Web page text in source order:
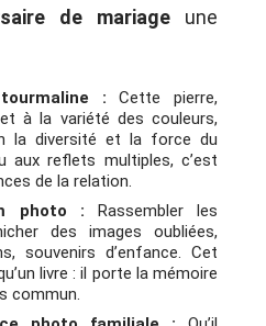
de mariageune
: Cette pierre,
à la variété des couleurs,
la diversité et la force du
aux reflets multiples, c’est
de la relation.
photo : Rassembler les
des images oubliées,
souvenirs d’enfance. Cet
livre : il porte la mémoire
commun.